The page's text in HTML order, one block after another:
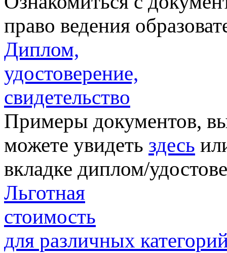
право ведения
Диплом,
удостоверение,
свидетельство
Примеры документов,
можете увидеть здесь
вкладке диплом/
Льготная
стоимость
для различных